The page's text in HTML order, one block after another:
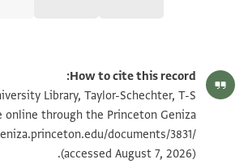
S. D. Goitein's unpublished edition (1950–85).
. . . . ] [ד]יק ייי . . . . . . . . . .ורוג
. . . . ] . . . . . . . . . . . .וד ייי וג
. . . . . . . . .
. . . . ] התורה . . . . . . החכמה ועם [
T-S 8J37.9 1v
. . . . . . . . . . על [
. . . בגאון[
بيان أذونات الصورة
How to cite this record:
Library, Taylor-Schechter, T-S
online through the Princeton Geniza
documents/3831/
(accessed August 7, 2026).